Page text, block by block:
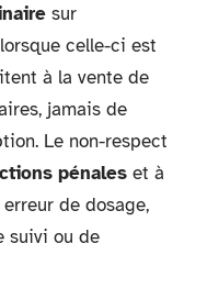
sur
celle-ci est
à la vente de
jamais de
Le non-respect
pénales et à
de dosage,
suivi ou de